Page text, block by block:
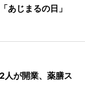
あじまるの日」
が開業、薬膳ス